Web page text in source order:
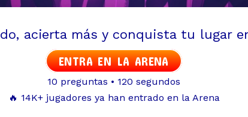
acierta más y conquista tu lugar
ENTRA EN LA ARENA
10 preguntas • 120 segundos
🔥 14K+ jugadores ya han entrado en la Arena